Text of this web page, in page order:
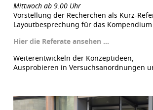
Mittwoch ab 9.00 Uhr
Vorstellung der Recherchen als Kurz-
Layoutbesprechung für das Kompendium
Hier die Referate ansehen …
Weiterentwickeln der Konzeptideen,
Ausprobieren in Versuchsanordnungen